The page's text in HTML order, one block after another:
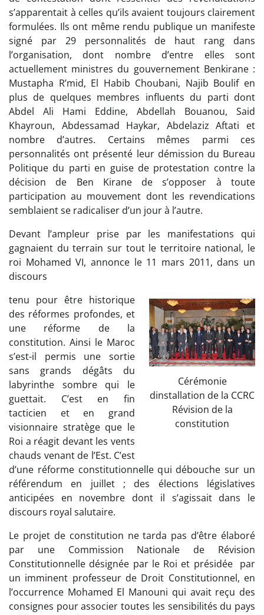
s’apparentait à celles qu’ils avaient toujours clairement
formulées. Ils ont même rendu publique un manifeste
signé par 29 personnalités de haut rang dans
l’organisation, dont nombre d’entre elles sont
actuellement ministres du gouvernement Benkirane :
Mustapha R’mid, El Habib Choubani, Najib Boulif en
plus de quelques membres influents du parti dont
Abdel Ali Hami Eddine, Abdellah Bouanou, Said
Khayroun, Abdessamad Haykar, Abdelaziz Aftati et
nombre d’autres. Certains mêmes parmi ces
personnalités ont présenté leur démission du Bureau
Politique du parti en guise de protestation contre la
décision de Ben Kirane de s’opposer à toute
participation au mouvement dont les revendications
semblaient se radicaliser d’un jour à l’autre.
Devant l’ampleur prise par les manifestations qui
gagnaient du terrain sur tout le territoire national, le
roi Mohamed VI, annonce le 11 mars 2011, dans un
discours
Cérémonie
dinstallation de la CCRC
Révision de la
constitution
tenu pour être historique
des réformes profondes, et
une réforme de la
constitution. Ainsi le Maroc
s’est-il permis une sortie
sans grands dégâts du
labyrinthe sombre qui le
guettait. C’est en fin
tacticien et en grand
visionnaire stratège que le
Roi a réagit devant les vents
chauds venant de l’Est. C’est
d’une réforme constitutionnelle qui débouche sur un
référendum en juillet ; des élections législatives
anticipées en novembre dont il s’agissait dans le
discours royal salutaire.
Le projet de constitution ne tarda pas d’être élaboré
par une Commission Nationale de Révision
Constitutionnelle désignée par le Roi et présidée par
un imminent professeur de Droit Constitutionnel, en
l’occurrence Mohamed El Manouni qui avait reçu des
consignes pour associer toutes les sensibilités du pays